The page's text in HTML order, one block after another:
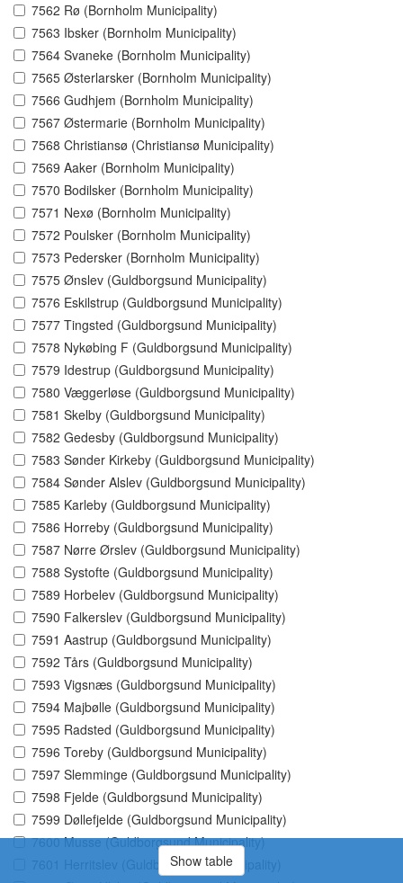
7562 Rø (Bornholm Municipality)
7563 Ibsker (Bornholm Municipality)
7564 Svaneke (Bornholm Municipality)
7565 Østerlarsker (Bornholm Municipality)
7566 Gudhjem (Bornholm Municipality)
7567 Østermarie (Bornholm Municipality)
7568 Christiansø (Christiansø Municipality)
7569 Aaker (Bornholm Municipality)
7570 Bodilsker (Bornholm Municipality)
7571 Nexø (Bornholm Municipality)
7572 Poulsker (Bornholm Municipality)
7573 Pedersker (Bornholm Municipality)
7575 Ønslev (Guldborgsund Municipality)
7576 Eskilstrup (Guldborgsund Municipality)
7577 Tingsted (Guldborgsund Municipality)
7578 Nykøbing F (Guldborgsund Municipality)
7579 Idestrup (Guldborgsund Municipality)
7580 Væggerløse (Guldborgsund Municipality)
7581 Skelby (Guldborgsund Municipality)
7582 Gedesby (Guldborgsund Municipality)
7583 Sønder Kirkeby (Guldborgsund Municipality)
7584 Sønder Alslev (Guldborgsund Municipality)
7585 Karleby (Guldborgsund Municipality)
7586 Horreby (Guldborgsund Municipality)
7587 Nørre Ørslev (Guldborgsund Municipality)
7588 Systofte (Guldborgsund Municipality)
7589 Horbelev (Guldborgsund Municipality)
7590 Falkerslev (Guldborgsund Municipality)
7591 Aastrup (Guldborgsund Municipality)
7592 Tårs (Guldborgsund Municipality)
7593 Vigsnæs (Guldborgsund Municipality)
7594 Majbølle (Guldborgsund Municipality)
7595 Radsted (Guldborgsund Municipality)
7596 Toreby (Guldborgsund Municipality)
7597 Slemminge (Guldborgsund Municipality)
7598 Fjelde (Guldborgsund Municipality)
7599 Døllefjelde (Guldborgsund Municipality)
7600 Musse (Guldborgsund Municipality)
7601 Herritslev (Guldborgsund Municipality)
Show table